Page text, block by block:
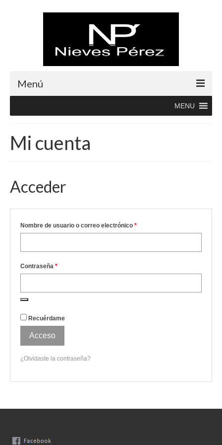
Menú
Boutique
Albornoces
Blusas
Camisas
Camisetas
Capas
Cazadoras
Chalecos y Chaquetas
Chandals
Chaquetones
Jerseys
MENU
Mi cuenta
Acceder
Nombre de usuario o correo electrónico *
Contraseña *
Recuérdame
Acceso
¿Olvidaste la contraseña?